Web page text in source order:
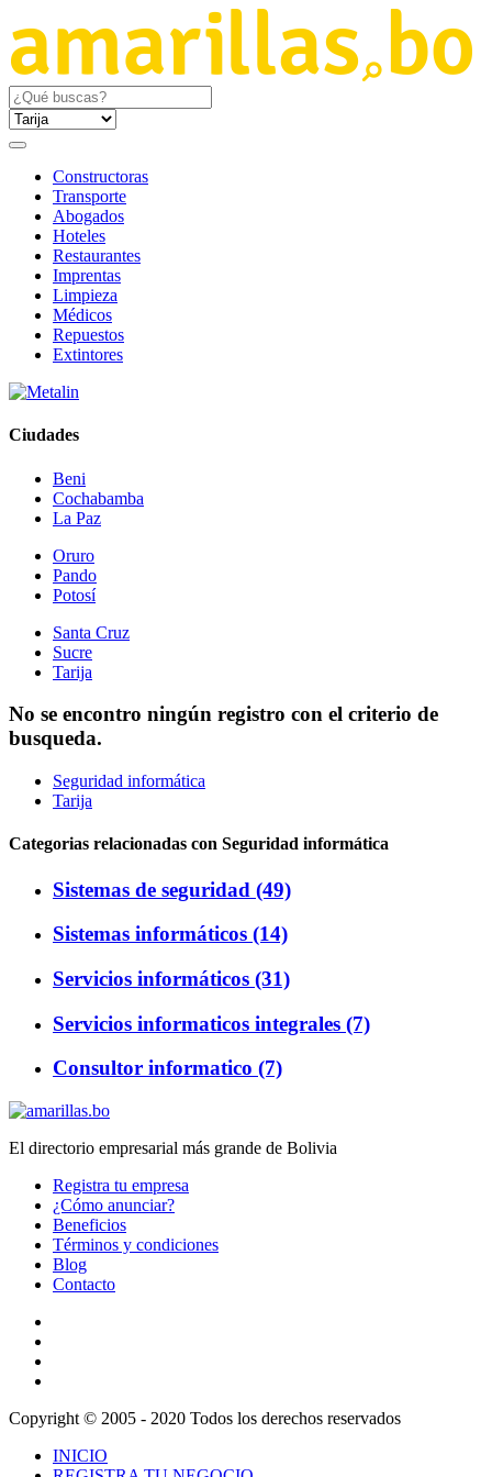
Constructoras
Transporte
Abogados
Hoteles
Restaurantes
Imprentas
Limpieza
Médicos
Repuestos
Extintores
Ciudades
Beni
Cochabamba
La Paz
Oruro
Pando
Potosí
Santa Cruz
Sucre
Tarija
No se encontro ningún registro con el criterio de
busqueda.
Seguridad informática
Tarija
Categorias relacionadas con Seguridad informática
Sistemas de seguridad (49)
Sistemas informáticos (14)
Servicios informáticos (31)
Servicios informaticos integrales (7)
Consultor informatico (7)
El directorio empresarial más grande de Bolivia
Registra tu empresa
¿Cómo anunciar?
Beneficios
Términos y condiciones
Blog
Contacto
Copyright © 2005 - 2020 Todos los derechos reservados
INICIO